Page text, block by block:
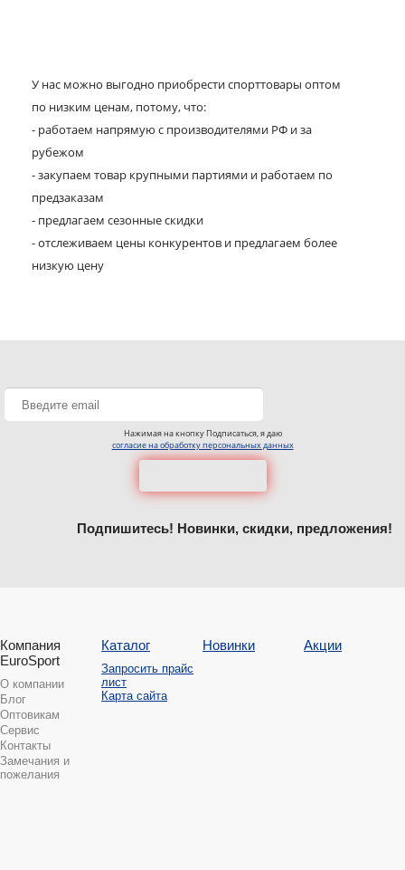
У нас можно выгодно приобрести спорттовары оптом
по низким ценам, потому, что:
- работаем напрямую с производителями РФ и за
рубежом
- закупаем товар крупными партиями и работаем по
предзаказам
- предлагаем сезонные скидки
- отслеживаем цены конкурентов и предлагаем более
низкую цену
Нажимая на кнопку Подписаться, я даю
согласие на обработку персональных данных
Подпишитесь! Новинки, скидки, предложения!
Компания
EuroSport
О компании
Блог
Оптовикам
Сервис
Контакты
Замечания и
пожелания
Каталог
Запросить прайс
лист
Карта сайта
Новинки Акции